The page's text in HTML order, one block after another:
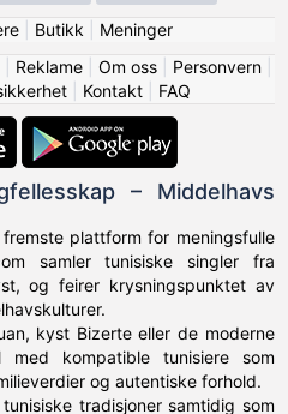
| Butikk
Meninger
Reklame| Om oss| Personvern|
Kontakt FAQ
– Middelhavs
plattform for meningsfulle
samler tunisiske singler fra
og feirer krysningspunktet av
kyst Bizerte eller de moderne
kompatible tunisiere som
og autentiske forhold.
tradisjoner samtidig som